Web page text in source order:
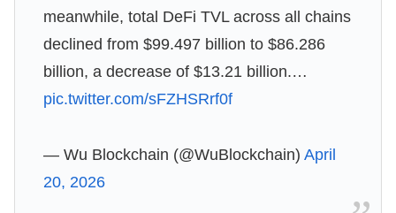
meanwhile, total DeFi TVL across all chains
declined from $99.497 billion to $86.286
billion, a decrease of $13.21 billion.…
pic.twitter.com/sFZHSRrf0f
— Wu Blockchain (@WuBlockchain) April
20, 2026